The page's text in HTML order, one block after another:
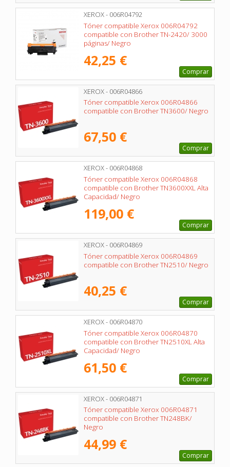
XEROX - 006R04792
Tóner compatible Xerox 006R04792
compatible con Brother TN-2420/ 3000
páginas/ Negro
42,25 €
Comprar
XEROX - 006R04866
Tóner compatible Xerox 006R04866
compatible con Brother TN3600/ Negro
67,50 €
Comprar
XEROX - 006R04868
Tóner compatible Xerox 006R04868
compatible con Brother TN3600XXL Alta
Capacidad/ Negro
119,00 €
Comprar
XEROX - 006R04869
Tóner compatible Xerox 006R04869
compatible con Brother TN2510/ Negro
40,25 €
Comprar
XEROX - 006R04870
Tóner compatible Xerox 006R04870
compatible con Brother TN2510XL Alta
Capacidad/ Negro
61,50 €
Comprar
XEROX - 006R04871
Tóner compatible Xerox 006R04871
compatible con Brother TN248BK/
Negro
44,99 €
Comprar